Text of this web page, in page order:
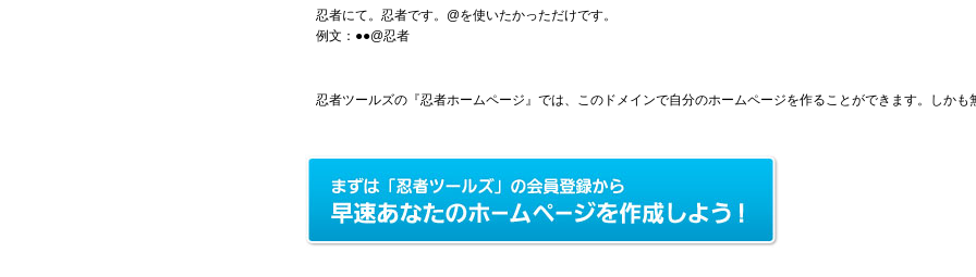
忍者にて。忍者です。@を使いたかっただけです。
例文：●●@忍者
忍者ツールズの『忍者ホームページ』では、このドメインで自分のホームページを作ることができます。しかも